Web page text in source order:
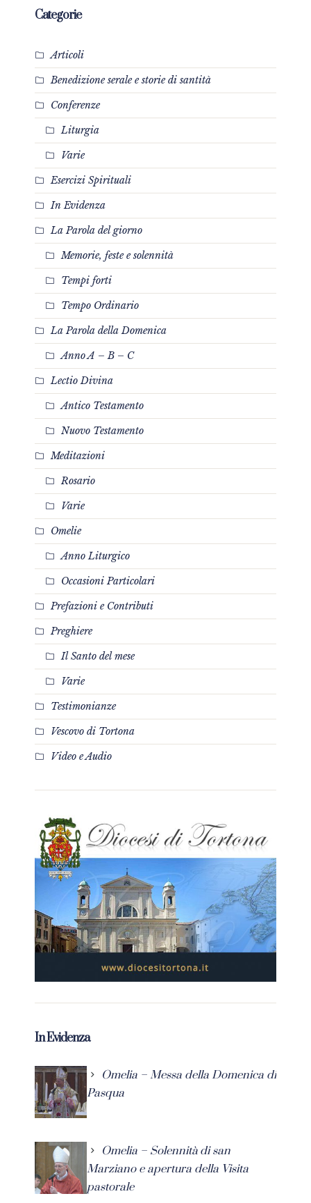
Categorie
Articoli
Benedizione serale e storie di santità
Conferenze
Liturgia
Varie
Esercizi Spirituali
In Evidenza
La Parola del giorno
Memorie, feste e solennità
Tempi forti
Tempo Ordinario
La Parola della Domenica
Anno A – B – C
Lectio Divina
Antico Testamento
Nuovo Testamento
Meditazioni
Rosario
Varie
Omelie
Anno Liturgico
Occasioni Particolari
Prefazioni e Contributi
Preghiere
Il Santo del mese
Varie
Testimonianze
Vescovo di Tortona
Video e Audio
In Evidenza
Omelia – Messa della Domenica di
Pasqua
Omelia – Solennità di san
Marziano e apertura della Visita
pastorale